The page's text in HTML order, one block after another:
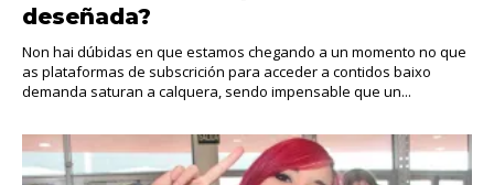
deseñada?
Non hai dúbidas en que estamos chegando a un momento no que
as plataformas de subscrición para acceder a contidos baixo
demanda saturan a calquera, sendo impensable que un...